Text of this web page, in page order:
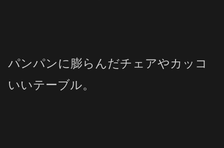
パンパンに膨らんだチェアやカッコ
いいテーブル。